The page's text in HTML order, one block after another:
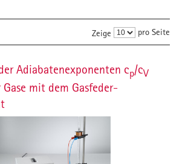
Zeige pro Seite
Adiabatenexponenten cp/cV
mit dem Gasfeder-